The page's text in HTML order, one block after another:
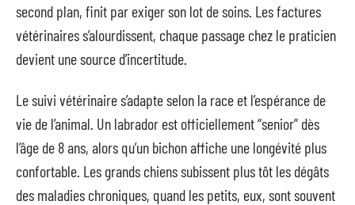
second plan, finit par exiger son lot de soins. Les factures
vétérinaires s’alourdissent, chaque passage chez le praticien
devient une source d’incertitude.
Le suivi vétérinaire s’adapte selon la race et l’espérance de
vie de l’animal. Un labrador est officiellement “senior” dès
l’âge de 8 ans, alors qu’un bichon affiche une longévité plus
confortable. Les grands chiens subissent plus tôt les dégâts
des maladies chroniques, quand les petits, eux, sont souvent